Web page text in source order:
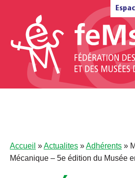
Accueil »Actualites »Adhérents »
Mécanique – 5e édition du Musée